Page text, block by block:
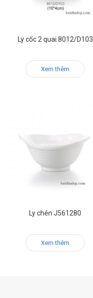
Ly cốc 2 quai 8012/D103
Xem thêm
Ly chén J561280
Xem thêm